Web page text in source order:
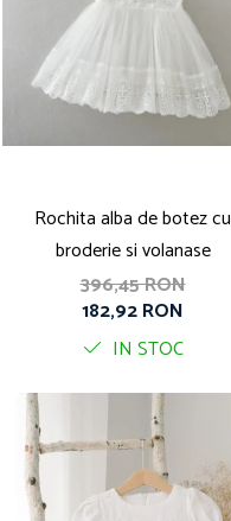
Rochita alba de botez cu
broderie si volanase
396,45 RON
182,92 RON
IN STOC